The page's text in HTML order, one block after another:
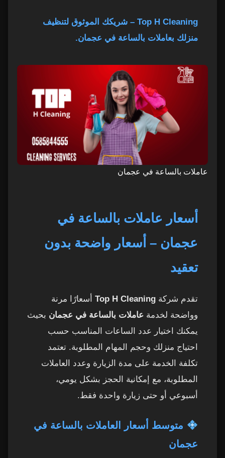
Top H Cleaning – شريكك الموثوق لتنظيف
منزلك بعاملات بالساعة في عجمان.
عاملات بالساعة في عجمان
أسعار عاملات بالساعة في
عجمان – أسعار واضحة بدون
تعقيد
تقدم شركة Top H Cleaning أسعارًا مرنة
وواضحة لخدمة عاملات بالساعة في عجمان بحيث
يمكنك اختيار عدد الساعات المناسب حسب
احتياج منزلك وحجم المهام المطلوبة. تعتمد
تكلفة الخدمة على مدة الزيارة وعدد العاملات
المطلوبة، مع إمكانية الحجز بشكل يومي،
أسبوعي أو حتى زيارة واحدة فقط.
متوسط أسعار العاملات بالساعة في
عجمان